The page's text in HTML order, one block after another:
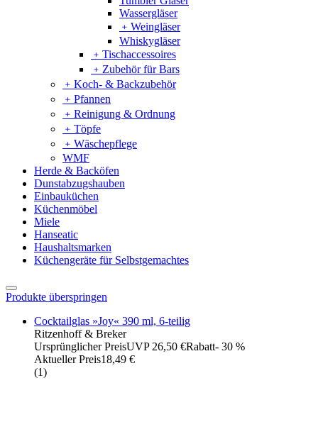
Wassergläser
﹢ Weingläser
Whiskygläser
﹢ Tischaccessoires
﹢ Zubehör für Bars
﹢ Koch- & Backzubehör
﹢ Pfannen
﹢ Reinigung & Ordnung
﹢ Töpfe
﹢ Wäschepflege
WMF
Herde & Backöfen
Dunstabzugshauben
Einbauküchen
Küchenmöbel
Miele
Hanseatic
Haushaltsmarken
Küchengeräte für Selbstgemachtes
Produkte überspringen
Cocktailglas »Joy« 390 ml, 6-teilig
Ritzenhoff & Breker
Ursprünglicher PreisUVP 26,50 €Rabatt- 30 %
Aktueller Preis18,49 €
(1)